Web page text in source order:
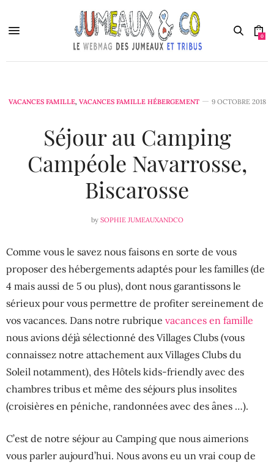
0
VACANCES FAMILLE, VACANCES FAMILLE HÉBERGEMENT 9 OCTOBRE 2018
Séjour au Camping
Campéole Navarrosse,
Biscarosse
by SOPHIE JUMEAUXANDCO
Comme vous le savez nous faisons en sorte de vous
proposer des hébergements adaptés pour les familles (de
4 mais aussi de 5 ou plus), dont nous garantissons le
sérieux pour vous permettre de profiter sereinement de
vos vacances. Dans notre rubrique vacances en famille
nous avions déjà sélectionné des Villages Clubs (vous
connaissez notre attachement aux Villages Clubs du
Soleil notamment), des Hôtels kids-friendly avec des
chambres tribus et même des séjours plus insolites
(croisières en péniche, randonnées avec des ânes …).
C’est de notre séjour au Camping que nous aimerions
vous parler aujourd’hui. Nous avons eu un vrai coup de